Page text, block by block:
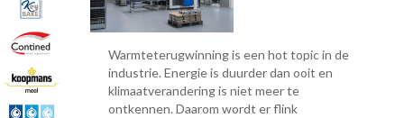
Warmteterugwinning is een hot topic in de
industrie. Energie is duurder dan ooit en
klimaatverandering is niet meer te
ontkennen. Daarom wordt er flink